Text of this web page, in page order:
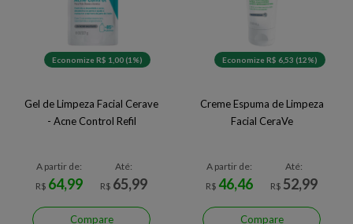
Economize R$ 1,00 (1%)
Gel de Limpeza Facial Cerave
- Acne Control Refil
A partir de:
R$ 64,99
Até:
R$ 65,99
Compare
Economize R$ 6,53 (12%)
Creme Espuma de Limpeza
Facial CeraVe
A partir de:
R$46,46
Até:
R$ 52,99
Compare